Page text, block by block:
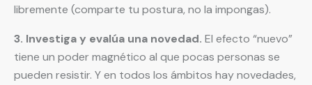
libremente (comparte tu postura, no la impongas).
3. Investiga y evalúa una novedad. El efecto “nuevo”
tiene un poder magnético al que pocas personas se
pueden resistir. Y en todos los ámbitos hay novedades,